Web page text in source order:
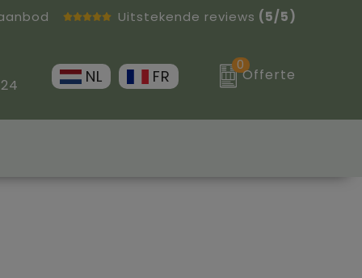
Uitstekende reviews (5/5)
NL FR
0
Offerte